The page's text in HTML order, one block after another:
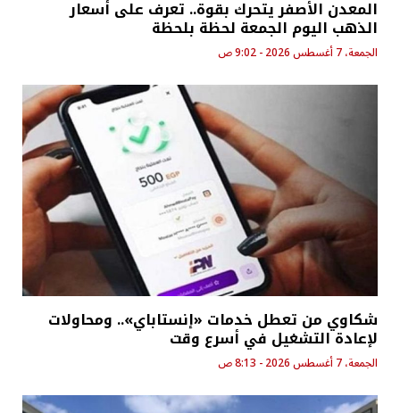
المعدن الأصفر يتحرك بقوة.. تعرف على أسعار
الذهب اليوم الجمعة لحظة بلحظة
الجمعة، 7 أغسطس 2026 - 9:02 ص
شكاوي من تعطل خدمات «إنستاباي».. ومحاولات
لإعادة التشغيل في أسرع وقت
الجمعة، 7 أغسطس 2026 - 8:13 ص